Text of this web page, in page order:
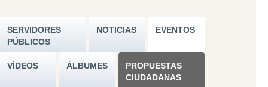
SERVIDORES
PÚBLICOS
NOTICIAS EVENTOS
VÍDEOS ÁLBUMES
PROPUESTAS
CIUDADANAS